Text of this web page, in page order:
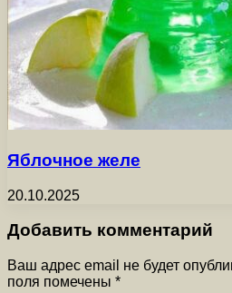
Яблочное желе
20.10.2025
Добавить комментарий
Ваш адрес email не будет
поля помечены *